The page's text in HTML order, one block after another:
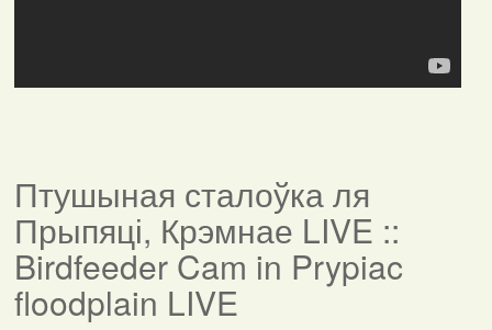
Птушыная сталоўка ля
Прыпяці, Крэмнае LIVE ::
Birdfeeder Cam in Prypiac
floodplain LIVE